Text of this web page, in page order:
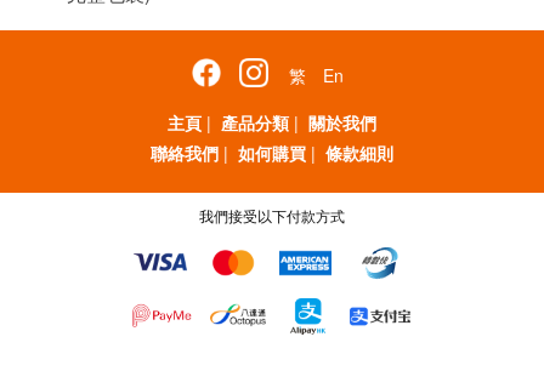
繁
En
主頁 | 產品分類 | 關於我們
聯絡我們 | 如何購買 | 條款細則
我們接受以下付款方式